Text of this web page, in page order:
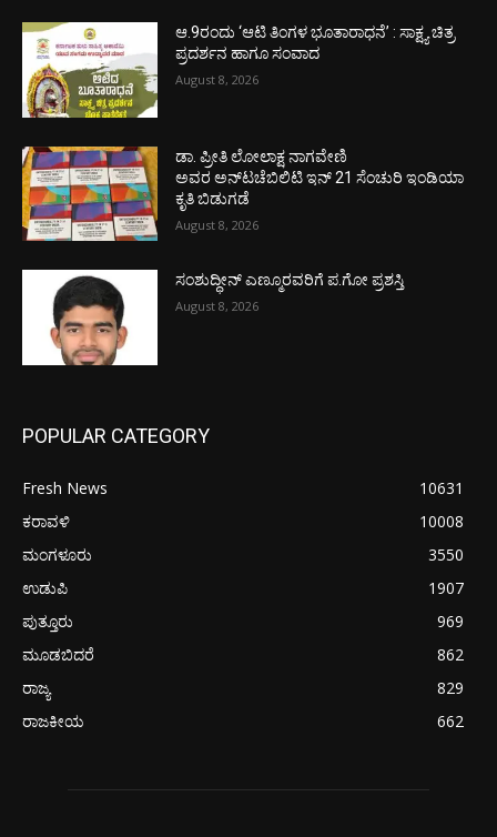
ಆ.9ರಂದು ‘ಆಟಿ ತಿಂಗಳ ಭೂತಾರಾಧನೆ’ : ಸಾಕ್ಷ್ಯ ಚಿತ್ರ
ಪ್ರದರ್ಶನ ಹಾಗೂ ಸಂವಾದ
August 8, 2026
ಡಾ. ಪ್ರೀತಿ ಲೋಲಾಕ್ಷ ನಾಗವೇಣಿ
ಅವರ ಅನ್‌ಟಚೆಬಿಲಿಟಿ ಇನ್ 21 ಸೆಂಚುರಿ ಇಂಡಿಯಾ
ಕೃತಿ ಬಿಡುಗಡೆ
August 8, 2026
ಸಂಶುದ್ಧೀನ್ ಎಣ್ಮೂರವರಿಗೆ ಪ.ಗೋ ಪ್ರಶಸ್ತಿ
August 8, 2026
POPULAR CATEGORY
Fresh News
10631
ಕರಾವಳಿ
10008
ಮಂಗಳೂರು
3550
ಉಡುಪಿ
1907
ಪುತ್ತೂರು
969
ಮೂಡಬಿದರೆ
862
ರಾಜ್ಯ
829
ರಾಜಕೀಯ
662